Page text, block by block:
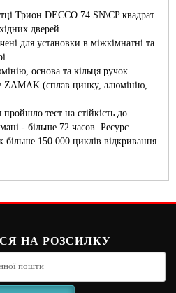
Трион DECCO 74 SN\CP квадрат
дверей.
для установки в міжкімнатні та
основа та кільця ручок
ZAMAK (сплав цинку, алюмінію,
пройшло тест на стійкість до
- більше 72 часов. Ресурс
більше 150 000 циклів відкривання
НА РОЗСИЛКУ